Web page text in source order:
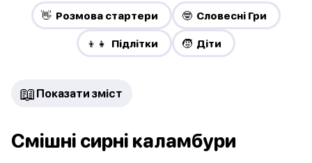
👋 Pозмова стартери 🤓 Словесні Гри
👦👧 Підлітки 🧒 Діти
📖 Показати зміст
Смішні сирні каламбури